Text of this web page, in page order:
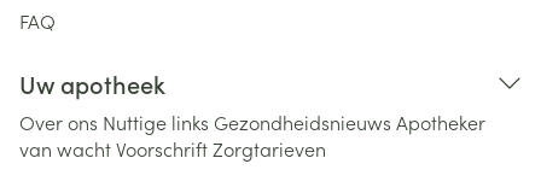
FAQ
Uw apotheek
Over ons Nuttige links Gezondheidsnieuws Apotheker
van wachtVoorschriftZorgtarieven